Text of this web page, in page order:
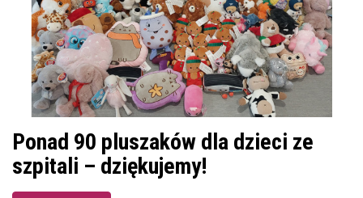
Ponad 90 pluszaków dla dzieci ze
szpitali – dziękujemy!